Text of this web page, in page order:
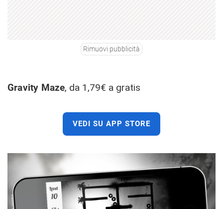
Rimuovi pubblicità
Gravity Maze, da 1,79€ a gratis
VEDI SU APP STORE